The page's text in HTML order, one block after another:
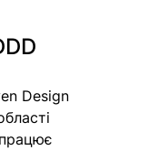
Design